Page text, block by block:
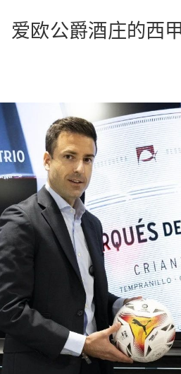
爱欧公爵酒庄的西